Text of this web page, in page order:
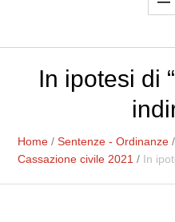
In ipotesi di
Home /Sentenze - Ordinanze
Cassazione civile 2021 / In